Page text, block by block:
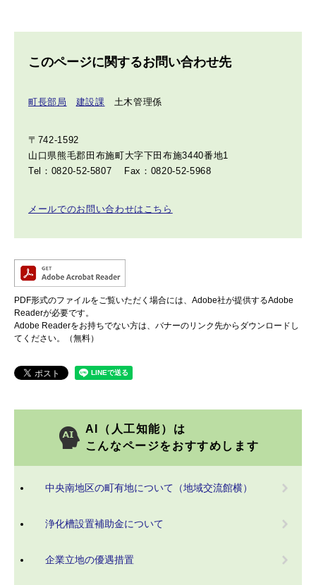
このページに関するお問い合わせ先
町長部局 建設課 土木管理係
〒742-1592
山口県熊毛郡田布施町大字下田布施3440番地1
Tel：0820-52-5807
Fax：0820-52-5968
メールでのお問い合わせはこちら
PDF形式のファイルをご覧いただく場合には、Adobe社が提供するAdobe
Readerが必要です。
Adobe Readerをお持ちでない方は、バナーのリンク先からダウンロードし
てください。（無料）
AI（人工知能）は
こんなページをおすすめします
中央南地区の町有地について（地域交流館横）
浄化槽設置補助金について
企業立地の優遇措置